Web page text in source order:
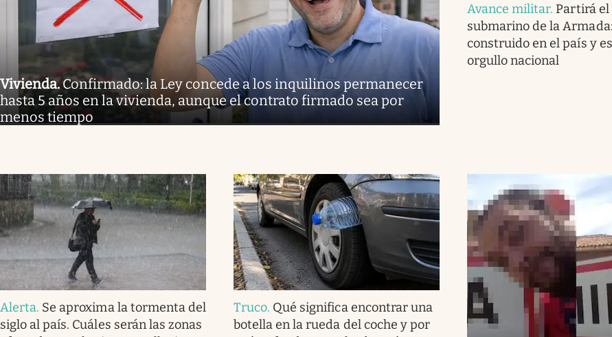
Vivienda.Confirmado: la Ley concede a los inquilinos permanecer
hasta 5 años en la vivienda, aunque el contrato firmado sea por
menos tiempo
Avance militar. Partirá el
submarino de la
construido en el país y
orgullo nacional
Alerta. Se aproxima la tormenta del
siglo al país. Cuáles serán las zonas
Truco. Qué significa encontrar una
botella en la rueda del coche y por